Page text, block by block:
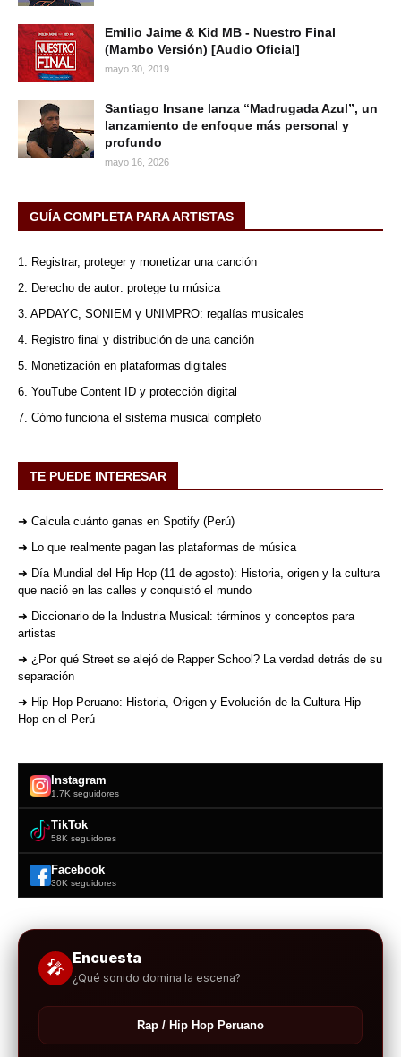
Emilio Jaime & Kid MB - Nuestro Final
(Mambo Versión) [Audio Oficial]
mayo 30, 2019
Santiago Insane lanza “Madrugada Azul”, un
lanzamiento de enfoque más personal y
profundo
mayo 16, 2026
GUÍA COMPLETA PARA ARTISTAS
1. Registrar, proteger y monetizar una canción
2. Derecho de autor: protege tu música
3. APDAYC, SONIEM y UNIMPRO: regalías musicales
4. Registro final y distribución de una canción
5. Monetización en plataformas digitales
6. YouTube Content ID y protección digital
7. Cómo funciona el sistema musical completo
TE PUEDE INTERESAR
➜ Calcula cuánto ganas en Spotify (Perú)
➜ Lo que realmente pagan las plataformas de música
➜ Día Mundial del Hip Hop (11 de agosto): Historia, origen y la cultura
que nació en las calles y conquistó el mundo
➜ Diccionario de la Industria Musical: términos y conceptos para
artistas
➜ ¿Por qué Street se alejó de Rapper School? La verdad detrás de su
separación
➜ Hip Hop Peruano: Historia, Origen y Evolución de la Cultura Hip
Hop en el Perú
Instagram
1.7K seguidores
TikTok
58K seguidores
Facebook
30K seguidores
🎤 Encuesta
¿Qué sonido domina la escena?
Rap / Hip Hop Peruano